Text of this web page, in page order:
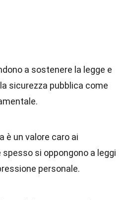
a sostenere la legge e
sicurezza pubblica come
è un valore caro ai
si oppongono a leggi
personale.